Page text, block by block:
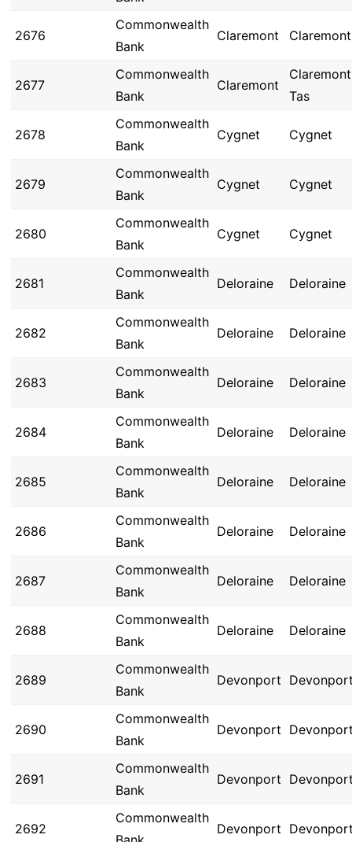
2676
Commonwealth
Bank
Claremont Claremont
2677
Commonwealth
Bank
Claremont
Claremont
Tas
2678
Commonwealth
Bank
Cygnet Cygnet
2679
Commonwealth
Bank
Cygnet Cygnet
2680
Commonwealth
Bank
Cygnet Cygnet
2681
Commonwealth
Bank
Deloraine Deloraine
2682
Commonwealth
Bank
Deloraine Deloraine
2683
Commonwealth
Bank
Deloraine Deloraine
2684
Commonwealth
Bank
Deloraine Deloraine
2685
Commonwealth
Bank
Deloraine Deloraine
2686
Commonwealth
Bank
Deloraine Deloraine
2687
Commonwealth
Bank
Deloraine Deloraine
2688
Commonwealth
Bank
Deloraine Deloraine
2689
Commonwealth
Bank
Devonport
2690
Commonwealth
Bank
Devonport
2691
Commonwealth
Bank
Devonport
2692
Commonwealth
Devonport